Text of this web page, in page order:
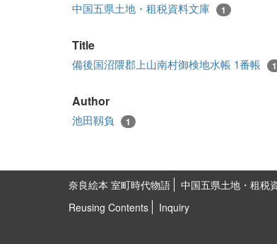
中国五県土地・租税資料文庫 1
Title
備後国沼隈郡上山南村御検地水帳 1番帳 1
Author
池田靱負 1
奈良絵本 室町時代物語 中国五県土地・租税
Reusing Contents
Inquiry